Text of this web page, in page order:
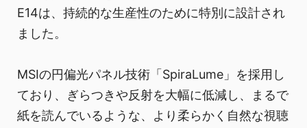
E14は、持続的な生産性のために特別に設計され
ました。
MSIの円偏光パネル技術「SpiraLume」を採用し
ており、ぎらつきや反射を大幅に低減し、まるで
紙を読んでいるような、より柔らかく自然な視聴